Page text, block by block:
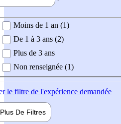
demandée
Moins de 1 an (1)
De 1 à 3 ans (2)
Plus de 3 ans
Non renseignée (1)
le filtre de l'expérience demandée
Plus De Filtres